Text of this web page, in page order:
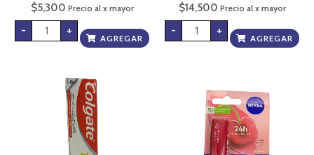
$5,300 Precio al x mayor
- +
AGREGAR
$14,500 Precio al x mayor
- +
AGREGAR
COLGATE
FRESA
cantidad